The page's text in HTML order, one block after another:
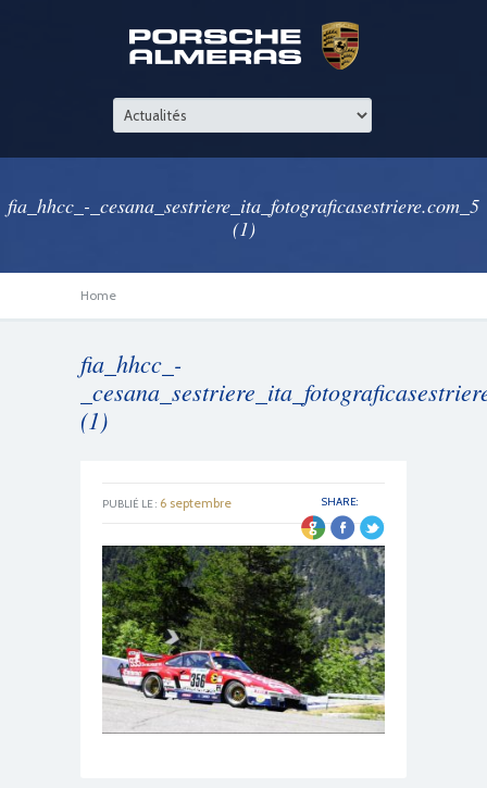
fia_hhcc_-_cesana_sestriere_ita_fotograficasestriere.com_5
(1)
Home
fia_hhcc_-
(1)
SHARE:
PUBLIÉ LE : 6 septembre